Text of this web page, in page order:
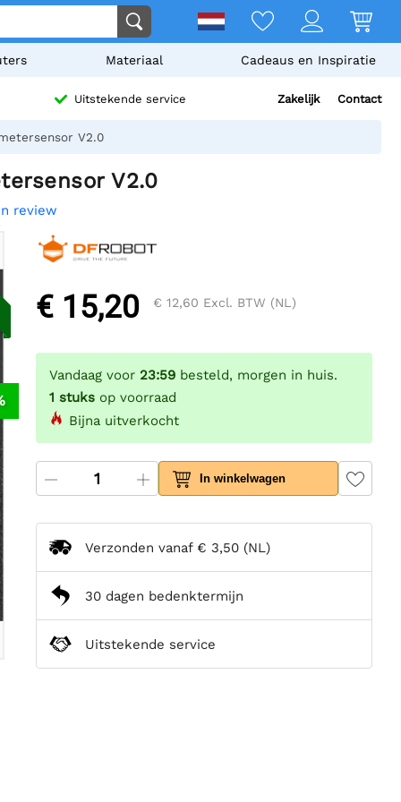
Materiaal Cadeaus en Inspiratie
Uitstekende service Zakelijk Contact
V2.0
V2.0
review
€ 15,20 € 12,60 Excl. BTW (NL)
Vandaag voor 23:59 besteld, morgen in huis.
1 stuks op voorraad
Bijna uitverkocht
In winkelwagen
Verzonden vanaf € 3,50 (NL)
30 dagen bedenktermijn
Uitstekende service